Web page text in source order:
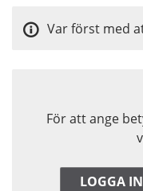
För att ange
LOGGA IN
Var först med